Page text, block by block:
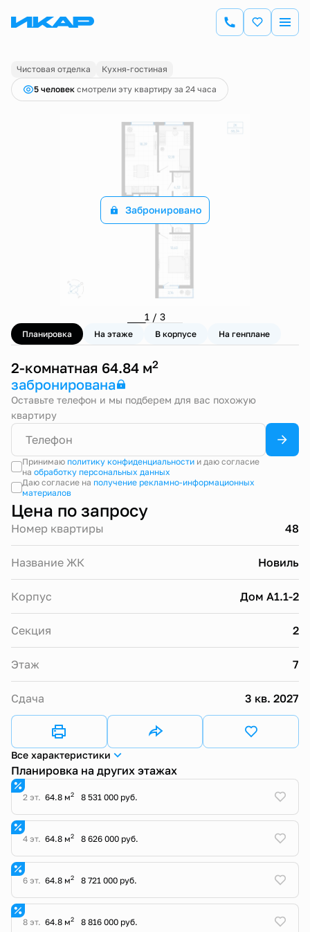
2-комнатная64.84 м Цена по запросу
Чистовая отделка
Кухня-гостиная
5 человек смотрели эту квартиру за 24 часа
Забронировано
1 / 3
Планировка На этаже В корпусе На генплане
2-комнатная 64.84 м2
забронирована
Оставьте телефон и мы подберем для вас похожую
квартиру
Принимаю политику конфиденциальностии даю согласие
на обработку персональных данных
Даю согласие на получение рекламно-информационных
материалов
Цена по запросу
Номер квартиры 48
Название ЖК Новиль
Корпус Дом А1.1-2
Секция 2
Этаж 7
Сдача 3 кв. 2027
Все характеристики
Планировка на других этажах
2 эт. 64.8 м2 8 531 000 руб.
4 эт. 64.8 м2 8 626 000 руб.
6 эт. 64.8 м2 8 721 000 руб.
8 эт. 64.8 м2 8 816 000 руб.